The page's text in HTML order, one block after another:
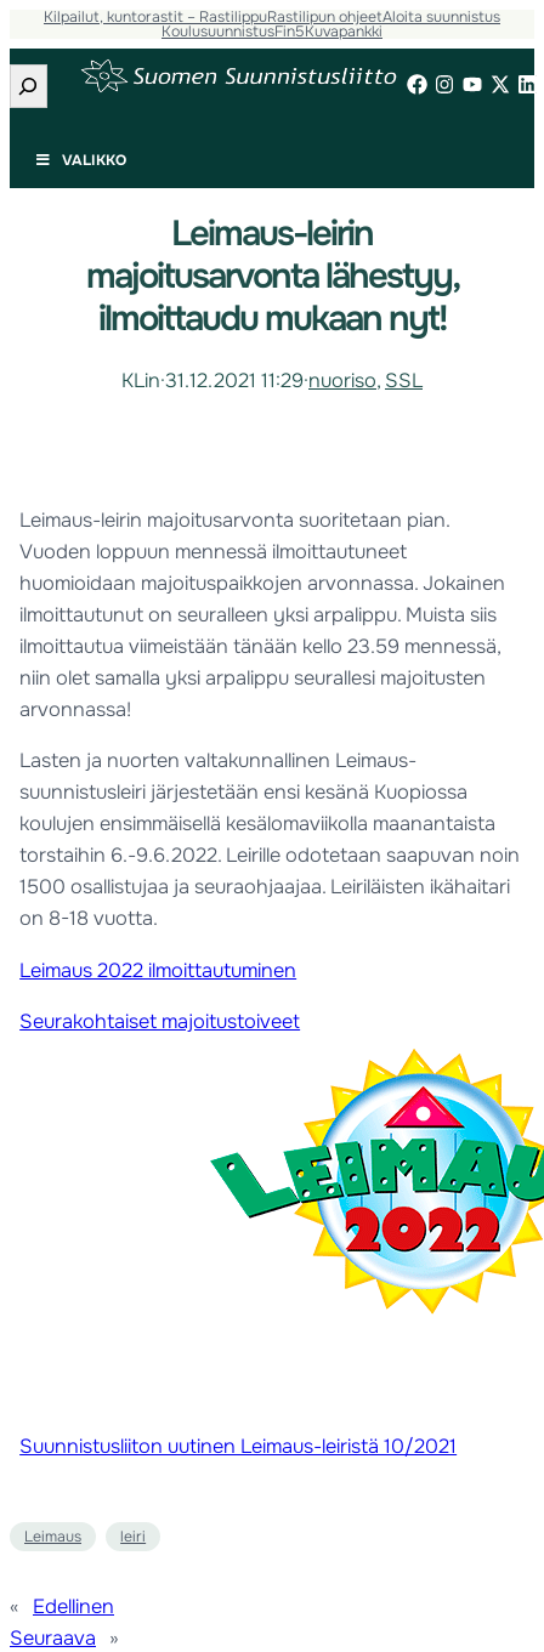
Kilpailut, kuntorastit – RastilippuRastilipun ohjeetAloita suunnistus
KoulusuunnistusFin5Kuvapankki
Etsi
VALIKKO
Leimaus-leirin
majoitusarvonta lähestyy,
ilmoittaudu mukaan nyt!
KLin·31.12.2021 11:29·nuoriso, SSL
Leimaus-leirin majoitusarvonta suoritetaan pian.
Vuoden loppuun mennessä ilmoittautuneet
huomioidaan majoituspaikkojen arvonnassa. Jokainen
ilmoittautunut on seuralleen yksi arpalippu. Muista siis
ilmoittautua viimeistään tänään kello 23.59 mennessä,
niin olet samalla yksi arpalippu seurallesi majoitusten
arvonnassa!
Lasten ja nuorten valtakunnallinen Leimaus-
suunnistusleiri järjestetään ensi kesänä Kuopiossa
koulujen ensimmäisellä kesälomaviikolla maanantaista
torstaihin 6.-9.6.2022. Leirille odotetaan saapuvan noin
1500 osallistujaa ja seuraohjaajaa. Leiriläisten ikähaitari
on 8-18 vuotta.
Leimaus 2022 ilmoittautuminen
Seurakohtaiset majoitustoiveet
Suunnistusliiton uutinen Leimaus-leiristä 10/2021
Leimaus leiri
«
Edellinen
Seuraava
»